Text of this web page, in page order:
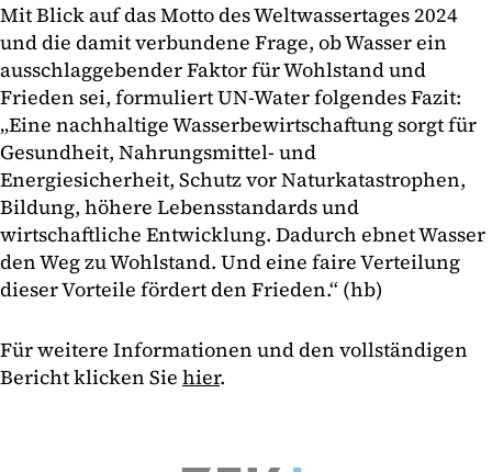
Mit Blick auf das Motto des Weltwassertages 2024
und die damit verbundene Frage, ob Wasser ein
ausschlaggebender Faktor für Wohlstand und
Frieden sei, formuliert UN-Water folgendes Fazit:
„Eine nachhaltige Wasserbewirtschaftung sorgt für
Gesundheit, Nahrungsmittel- und
Energiesicherheit, Schutz vor Naturkatastrophen,
Bildung, höhere Lebensstandards und
wirtschaftliche Entwicklung. Dadurch ebnet Wasser
den Weg zu Wohlstand. Und eine faire Verteilung
dieser Vorteile fördert den Frieden.“ (hb)
Für weitere Informationen und den vollständigen
Bericht klicken Sie hier.